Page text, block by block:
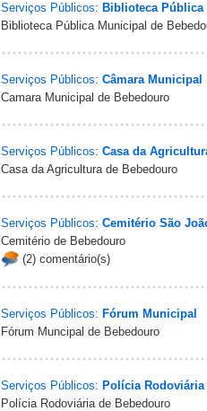
Serviços Públicos: Biblioteca
Biblioteca Pública Municipal de
Serviços Públicos: Câmara Municipal
Camara Municipal de Bebedouro
Serviços Públicos: Casa da
Casa da Agricultura de Bebedouro
Serviços Públicos: Cemitério São
Cemitério de Bebedouro
(2) comentário(s)
Serviços Públicos: Fórum Municipal
Fórum Muncipal de Bebedouro
Serviços Públicos: Polícia Rodoviária
Polícia Rodoviária de Bebedouro